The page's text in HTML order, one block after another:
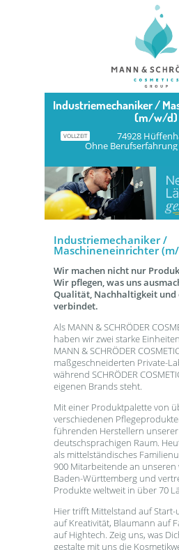
Industriemechaniker /
(m/w/d)
VOLLZEIT 74928
Ohne Berufserfahrung
Industriemechaniker /
Maschineneinrichter
Wir machen nicht nur
Wir pflegen, was uns
Qualität, Nachhaltigkeit und
verbindet.
Als MANN & SCHRÖDER
haben wir zwei starke
MANN & SCHRÖDER
maßgeschneiderten Private-
während SCHRÖDER
eigenen Brands steht.
Mit einer Produktpalette von
verschiedenen
führenden Herstellern
deutschsprachigen Raum.
als mittelständisches
900 Mitarbeitende an
Baden-Württemberg und
Produkte weltweit in über 70
Hier trifft Mittelstand auf
auf Kreativität, Blaumann auf
auf Hightech. Zeig uns, was
gestalte mit uns die